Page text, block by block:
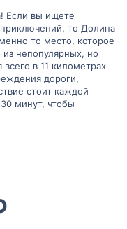
Если вы ищете
то Долина
то место, которое
непопулярных, но
в 11 километрах
дороги,
стоит каждой
минут, чтобы